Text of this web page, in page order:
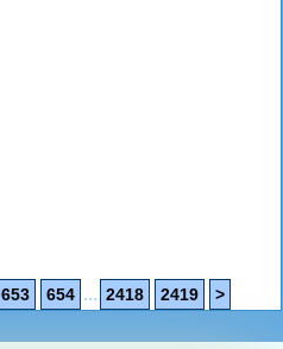
653 654 ... 2418 2419 >